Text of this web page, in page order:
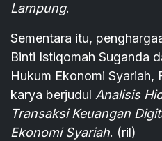
Lampung.
Sementara itu,
Binti Istiqomah Suganda
Hukum Ekonomi Syariah,
karya berjudul Analisis
Transaksi Keuangan
Ekonomi Syariah. (ril)